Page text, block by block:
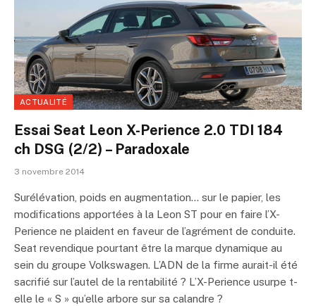
ACTUALITÉ
Essai Seat Leon X-Perience 2.0 TDI 184
ch DSG (2/2) – Paradoxale
3 novembre 2014
Surélévation, poids en augmentation… sur le papier, les
modifications apportées à la Leon ST pour en faire l’X-
Perience ne plaident en faveur de l’agrément de conduite.
Seat revendique pourtant être la marque dynamique au
sein du groupe Volkswagen. L’ADN de la firme aurait-il été
sacrifié sur l’autel de la rentabilité ? L’X-Perience usurpe t-
elle le « S » qu’elle arbore sur sa calandre ?